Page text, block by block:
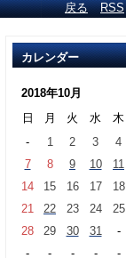
戻る RSS
カレンダー
2018年10月
日
月 火 水 木
-
1 2 3 4
7
8 9 10 11
14
15 16 17 18
21
22 23 24 25
28
29 30 31 -
-
- - - -